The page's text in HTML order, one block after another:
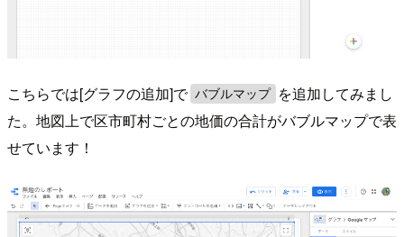
こちらでは[グラフの追加]で バブルマップ
を追加してみまし
た。地図上で区市町村ごとの地価の合計がバブルマップで表
せています！